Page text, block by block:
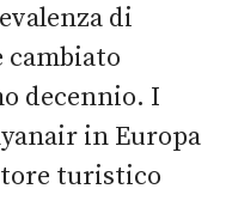
di
cambiato
decennio. I
in Europa
turistico